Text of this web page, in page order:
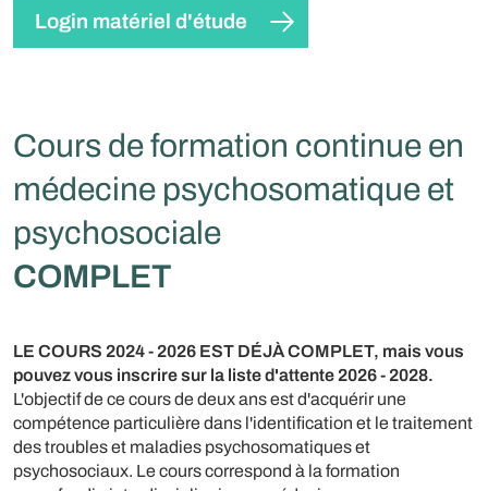
Login matériel d'étude
Cours de formation continue en
médecine psychosomatique et
psychosociale
COMPLET
LE COURS 2024 - 2026 EST DÉJÀ COMPLET, mais vous
pouvez vous inscrire sur la liste d'attente 2026 - 2028.
L'objectif de ce cours de deux ans est d'acquérir une
compétence particulière dans l'identification et le traitement
des troubles et maladies psychosomatiques et
psychosociaux. Le cours correspond à la formation